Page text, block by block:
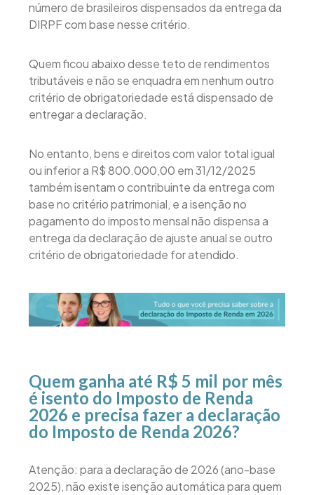
número de brasileiros dispensados da entrega da
DIRPF com base nesse critério.
Quem ficou abaixo desse teto de rendimentos
tributáveis e não se enquadra em nenhum outro
critério de obrigatoriedade está dispensado de
entregar a declaração.
No entanto, bens e direitos com valor total igual
ou inferior a R$ 800.000,00 em 31/12/2025
também isentam o contribuinte da entrega com
base no critério patrimonial, e a isenção no
pagamento do imposto mensal não dispensa a
entrega da declaração de ajuste anual se outro
critério de obrigatoriedade for atendido.
Quem ganha até R$ 5 mil por mês
é isento do Imposto de Renda
2026 e precisa fazer a declaração
do Imposto de Renda 2026?
Atenção: para a declaração de 2026 (ano-base
2025), não existe isenção automática para quem